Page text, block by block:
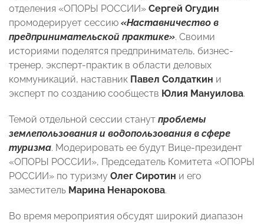
отделения «ОПОРЫ РОССИИ» Сергей Огудин
промодерирует сессию «Наставничество в
предпринимательской практике». Своими
историями поделятся предприниматель, бизнес-
тренер, эксперт-практик в области деловых
коммуникаций, наставник Павел Солдаткин и
эксперт по созданию сообществ Юлия Мануилова.
Темой отдельной сессии станут проблемы
землепользования и водопользования в сфере
туризма. Модерировать ее будут Вице-президент
«ОПОРЫ РОССИИ», Председатель Комитета «ОПОРЫ
РОССИИ» по туризму Олег Сиротин и его
заместитель Марина Ненарокова.
Во время мероприятия обсудят широкий диапазон